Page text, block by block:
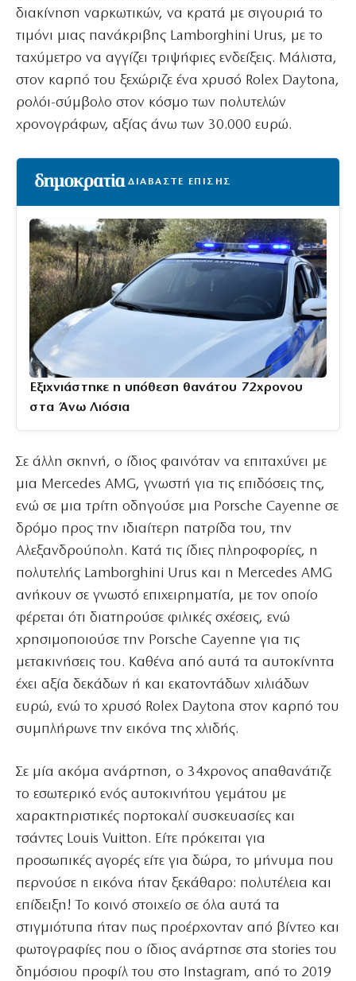
διακίνηση ναρκωτικών, να κρατά με σιγουριά το
τιμόνι μιας πανάκριβης Lamborghini Urus, με το
ταχύμετρο να αγγίζει τριψήφιες ενδείξεις. Μάλιστα,
στον καρπό του ξεχώριζε ένα χρυσό Rolex Daytona,
ρολόι-σύμβολο στον κόσμο των πολυτελών
χρονογράφων, αξίας άνω των 30.000 ευρώ.
ΔΙΑΒΑΣΤΕ ΕΠΙΣΗΣ
Εξιχνιάστηκε η υπόθεση θανάτου 72χρονου
στα Άνω Λιόσια
Σε άλλη σκηνή, ο ίδιος φαινόταν να επιταχύνει με
μια Mercedes AMG, γνωστή για τις επιδόσεις της,
ενώ σε μια τρίτη οδηγούσε μια Porsche Cayenne σε
δρόμο προς την ιδιαίτερη πατρίδα του, την
Αλεξανδρούπολη. Κατά τις ίδιες πληροφορίες, η
πολυτελής Lamborghini Urus και η Mercedes AMG
ανήκουν σε γνωστό επιχειρηματία, με τον οποίο
φέρεται ότι διατηρούσε φιλικές σχέσεις, ενώ
χρησιμοποιούσε την Porsche Cayenne για τις
μετακινήσεις του. Καθένα από αυτά τα αυτοκίνητα
έχει αξία δεκάδων ή και εκατοντάδων χιλιάδων
ευρώ, ενώ το χρυσό Rolex Daytona στον καρπό του
συμπλήρωνε την εικόνα της χλιδής.
Σε μία ακόμα ανάρτηση, ο 34χρονος απαθανάτιζε
το εσωτερικό ενός αυτοκινήτου γεμάτου με
χαρακτηριστικές πορτοκαλί συσκευασίες και
τσάντες Louis Vuitton. Είτε πρόκειται για
προσωπικές αγορές είτε για δώρα, το μήνυμα που
περνούσε η εικόνα ήταν ξεκάθαρο: πολυτέλεια και
επίδειξη! Το κοινό στοιχείο σε όλα αυτά τα
στιγμιότυπα ήταν πως προέρχονταν από βίντεο και
φωτογραφίες που ο ίδιος ανάρτησε στα stories του
δημόσιου προφίλ του στο Instagram, από το 2019